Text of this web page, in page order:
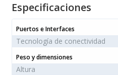
Especificaciones
Puertos e Interfaces
Tecnología de conectividad
Peso y dimensiones
Altura